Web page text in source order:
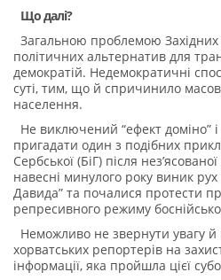
Що далі?
Загальною проблемою Західних
політичних альтернатив для
демократій. Недемократичні
суті, тим, що й спричинило
населення.
Не виключений “ефект доміно”
пригадати один з подібних
Сербської (БіГ) після
навесні минулого року виник
Давида” та почалися протести
репресивного режиму
Неможливо не звернути увагу й
хорватських репортерів на
інформації, яка пройшла цієї